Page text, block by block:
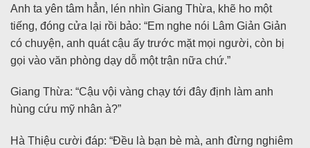
Anh ta yên tâm hẳn, lén nhìn Giang Thừa, khẽ ho một
tiếng, đóng cửa lại rồi bảo: “Em nghe nói Lâm Giản Giản
có chuyện, anh quát cậu ấy trước mặt mọi người, còn bị
gọi vào văn phòng dạy dỗ một trận nữa chứ.”
Giang Thừa: “Cậu vội vàng chạy tới đây định làm anh
hùng cứu mỹ nhân à?”
Hà Thiệu cười đáp: “Đều là bạn bè mà, anh đừng nghiêm